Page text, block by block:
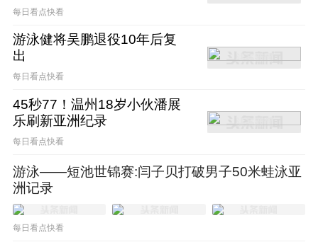
宁泽涛帅气的长相，以及拥有无数拥趸（可能
每日看点快看
游泳健将吴鹏退役10年后复
出
每日看点快看
45秒77！温州18岁小伙潘展
乐刷新亚洲纪录
每日看点快看
游泳——短池世锦赛:闫子贝打破男子50米蛙泳亚
洲记录
每日看点快看